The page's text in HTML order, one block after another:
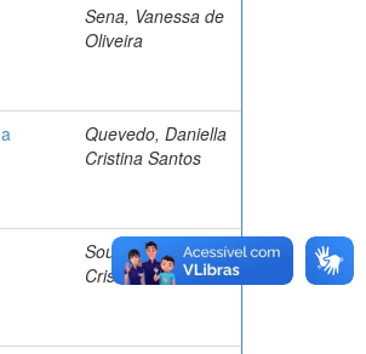
Sena, Vanessa de
Oliveira
Quevedo, Daniella
Cristina Santos
Sousa, Michele
Cristine Silva de